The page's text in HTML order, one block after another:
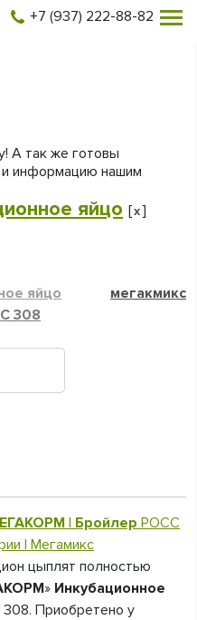
+7 (937) 222-88-82
А так же готовы
информацию нашим
яйцо [x]
яйцо
мегакмикс
308
| Бройлер РОСС
| Мегамикс
цыплят полностью
» Инкубационное
Приобретено у